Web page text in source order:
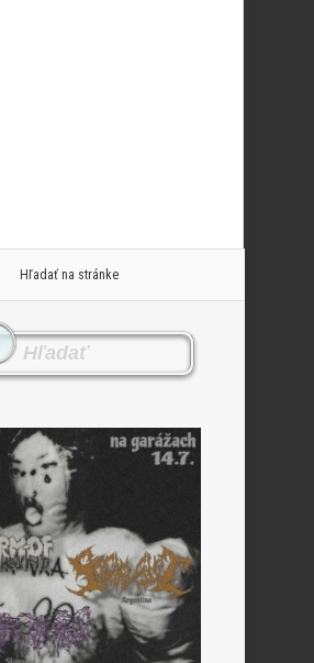
Hľadať na stránke